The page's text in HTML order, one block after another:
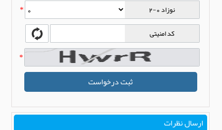
نوزاد 0-2
*
کد امنیتی
*
ثبت درخواست
ارسال نظرات